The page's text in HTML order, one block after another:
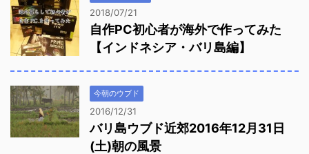
2018/07/21
自作PC初心者が海外で作ってみた
【インドネシア・バリ島編】
今朝のウブド
2016/12/31
バリ島ウブド近郊2016年12月31日
(土)朝の風景